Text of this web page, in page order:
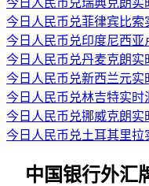
今日人民币兑菲律宾比索
今日人民币兑印度尼西亚
今日人民币兑丹麦克朗实
今日人民币兑新西兰元实
今日人民币兑林吉特实时
今日人民币兑挪威克朗实
今日人民币兑土耳其里拉
中国银行外汇